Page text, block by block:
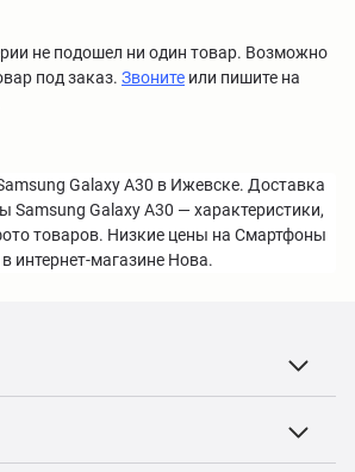
не подошел ни один товар. Возможно
под заказ. Звоните или пишите на
Galaxy A30 в Ижевске. Доставка
Samsung Galaxy A30 — характеристики,
товаров. Низкие цены на Смартфоны
интернет-магазине Нова.